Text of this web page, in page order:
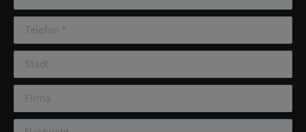
Telefon *
Stadt
Firma
Nachricht